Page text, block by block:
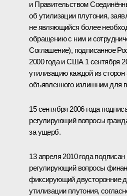
и Правительством
об утилизации плутония,
не являющийся более
обращению с ним и
Соглашение), подписанное
2000 года и США 1 сентября
утилизацию каждой из сторон
объявленного излишним для
15 сентября 2006 года
регулирующий вопросы
за ущерб.
13 апреля 2010 года
регулирующий вопросы
фиксирующий двусторонние
утилизации плутония,